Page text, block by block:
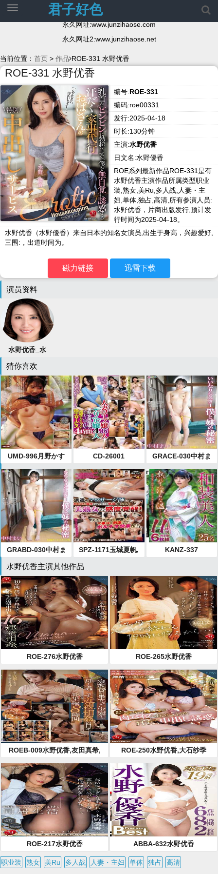
君子好色
切
永久网址:www.junzihaose.com
永久网址2:www.junzihaose.net
当前位置： 首页 > 作品 ROE-331 水野优香
ROE-331 水野优香
编号:ROE-331
编码:roe00331
发行:2025-04-18
时长:130分钟
主演:水野优香
日文名:水野優香
ROE系列最新作品ROE-331是有
水野优香主演作品所属类型职业
装,熟女,美Ru,多人战,人妻・主
妇,单体,独占,高清,所有参演人员:
水野优香，片商出版发行,预计发
行时间为2025-04-18。
水野优香（水野優香）来自日本的知名女演员,出生于身高，兴趣爱好,
三围:，出道时间为。
磁力链接 迅雷下载
演员资料
水野优香_水
猜你喜欢
UMD-996月野かす
み,小野坂ゆいか,鈴
木真夕
CD-26001
GRACE-030中村ま
い
GRABD-030中村ま
い
SPZ-1171玉城夏帆,
鮎川万里香,十川あ
KANZ-337
水野优香主演其他作品
ROE-276水野优香 ROE-265水野优香
ROEB-009水野优香,友田真希,
加山夏子,一场丽香,濑尾礼子,礼
崎清香
ROE-250水野优香,大石纱季
ROE-217水野优香 ABBA-632水野优香
职业装 熟女 美Ru 多人战 人妻・主妇 单体 独占 高清